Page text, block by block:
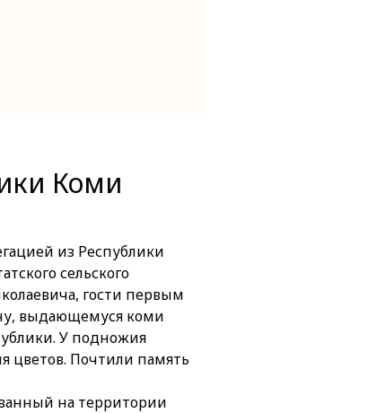
Коми
из Республики
сельского
гости первым
выдающемуся коми
У подножия
цветов. Почтили память
на территории